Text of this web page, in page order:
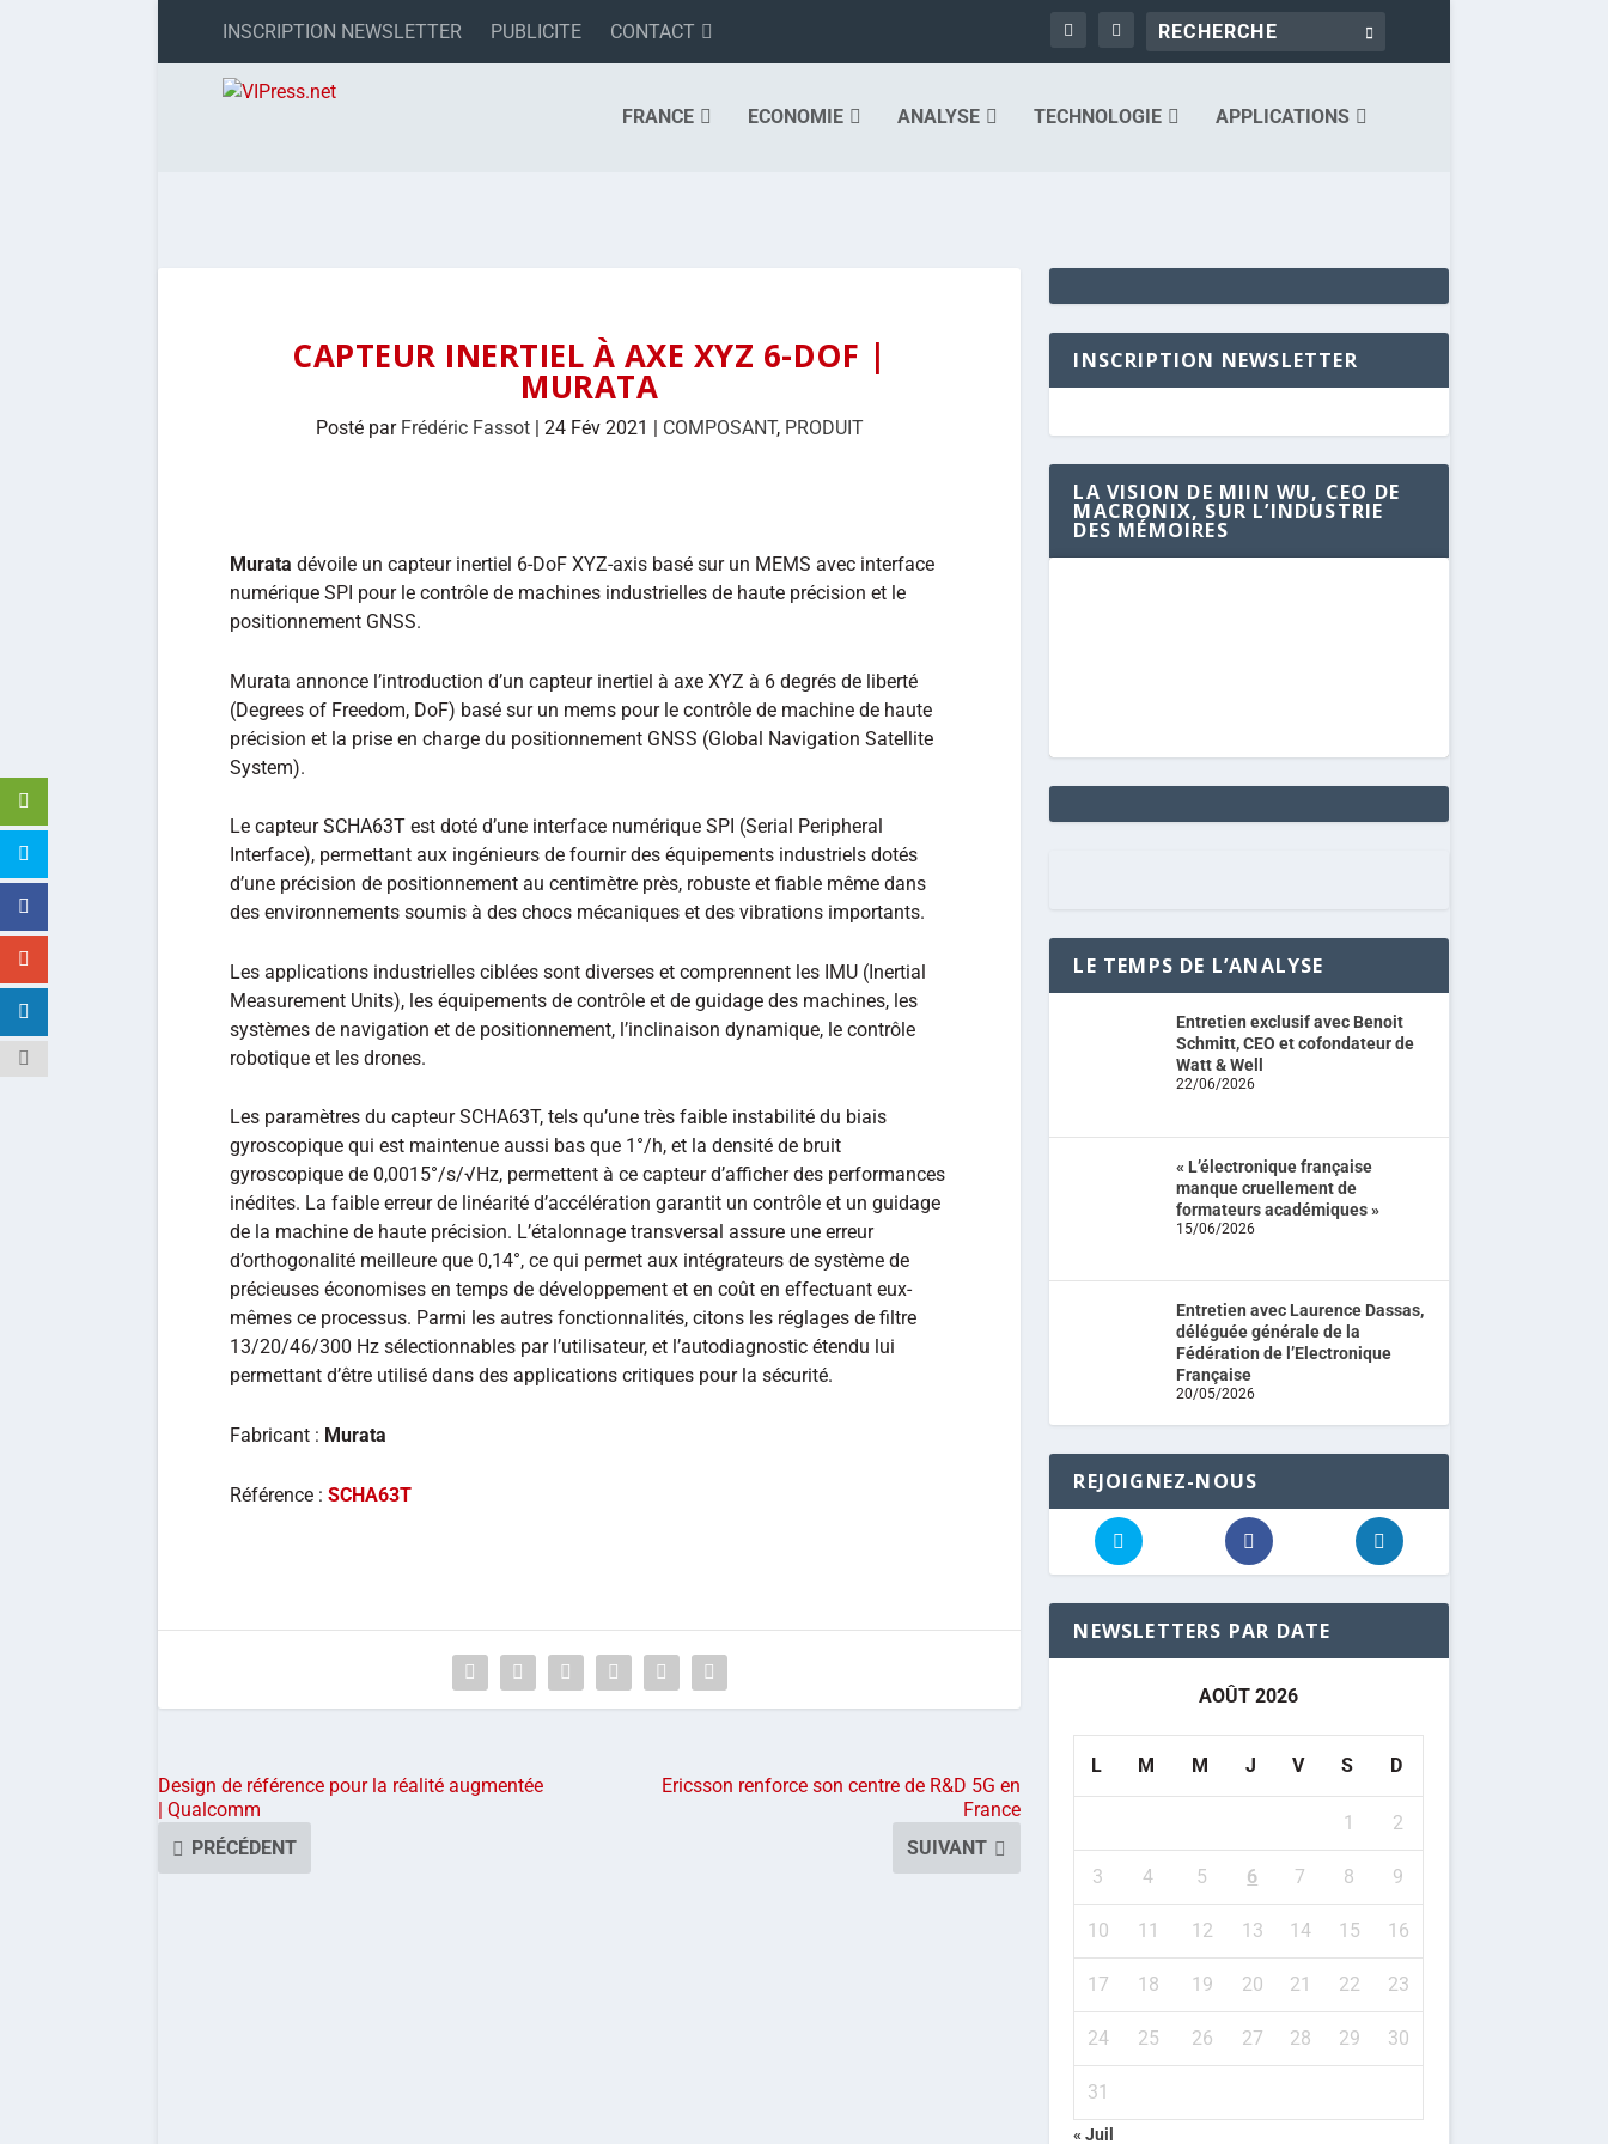
INSCRIPTION NEWSLETTER PUBLICITE CONTACT
FRANCE ECONOMIE ANALYSE TECHNOLOGIE APPLICATIONS
CAPTEUR INERTIEL À AXE XYZ 6-DOF |
MURATA
Posté par Frédéric Fassot| 24 Fév 2021 | COMPOSANT, PRODUIT
Murata dévoile un capteur inertiel 6-DoF XYZ-axis basé sur un MEMS avec interface
numérique SPI pour le contrôle de machines industrielles de haute précision et le
positionnement GNSS.
Murata annonce l’introduction d’un capteur inertiel à axe XYZ à 6 degrés de liberté
(Degrees of Freedom, DoF) basé sur un mems pour le contrôle de machine de haute
précision et la prise en charge du positionnement GNSS (Global Navigation Satellite
System).
Le capteur SCHA63T est doté d’une interface numérique SPI (Serial Peripheral
Interface), permettant aux ingénieurs de fournir des équipements industriels dotés
d’une précision de positionnement au centimètre près, robuste et fiable même dans
des environnements soumis à des chocs mécaniques et des vibrations importants.
Les applications industrielles ciblées sont diverses et comprennent les IMU (Inertial
Measurement Units), les équipements de contrôle et de guidage des machines, les
systèmes de navigation et de positionnement, l’inclinaison dynamique, le contrôle
robotique et les drones.
Les paramètres du capteur SCHA63T, tels qu’une très faible instabilité du biais
gyroscopique qui est maintenue aussi bas que 1°/h, et la densité de bruit
gyroscopique de 0,0015°/s/√Hz, permettent à ce capteur d’afficher des performances
inédites. La faible erreur de linéarité d’accélération garantit un contrôle et un guidage
de la machine de haute précision. L’étalonnage transversal assure une erreur
d’orthogonalité meilleure que 0,14°, ce qui permet aux intégrateurs de système de
précieuses économises en temps de développement et en coût en effectuant eux-
mêmes ce processus. Parmi les autres fonctionnalités, citons les réglages de filtre
13/20/46/300 Hz sélectionnables par l’utilisateur, et l’autodiagnostic étendu lui
permettant d’être utilisé dans des applications critiques pour la sécurité.
Fabricant : Murata
Référence : SCHA63T
Design de référence pour la réalité augmentée
| Qualcomm
PRÉCÉDENT
Ericsson renforce son centre de R&D 5G en
France
SUIVANT
INSCRIPTION NEWSLETTER
LA VISION DE MIIN WU, CEO DE
MACRONIX, SUR L’INDUSTRIE
DES MÉMOIRES
LE TEMPS DE L’ANALYSE
Entretien exclusif avec Benoit
Schmitt, CEO et cofondateur de
Watt & Well
22/06/2026
« L’électronique française
manque cruellement de
formateurs académiques »
15/06/2026
Entretien avec Laurence Dassas,
déléguée générale de la
Fédération de l’Electronique
Française
20/05/2026
REJOIGNEZ-NOUS
NEWSLETTERS PAR DATE
AOÛT 2026
L M M J V S D
1 2
3 4 5 6 7 8 9
10 11 12 13 14 15 16
17 18 19 20 21 22 23
24 25 26 27 28 29 30
31
« Juil